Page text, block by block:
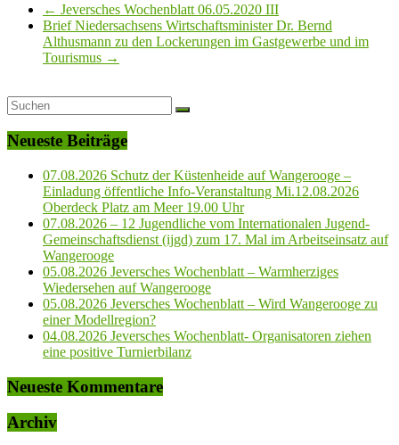
← Jeversches Wochenblatt 06.05.2020 III
Brief Niedersachsens Wirtschaftsminister Dr. Bernd
Althusmann zu den Lockerungen im Gastgewerbe und im
Tourismus →
Neueste Beiträge
07.08.2026 Schutz der Küstenheide auf Wangerooge –
Einladung öffentliche Info-Veranstaltung Mi.12.08.2026
Oberdeck Platz am Meer 19.00 Uhr
07.08.2026 – 12 Jugendliche vom Internationalen Jugend-
Gemeinschaftsdienst (ijgd) zum 17. Mal im Arbeitseinsatz auf
Wangerooge
05.08.2026 Jeversches Wochenblatt – Warmherziges
Wiedersehen auf Wangerooge
05.08.2026 Jeversches Wochenblatt – Wird Wangerooge zu
einer Modellregion?
04.08.2026 Jeversches Wochenblatt- Organisatoren ziehen
eine positive Turnierbilanz
Neueste Kommentare
Archiv